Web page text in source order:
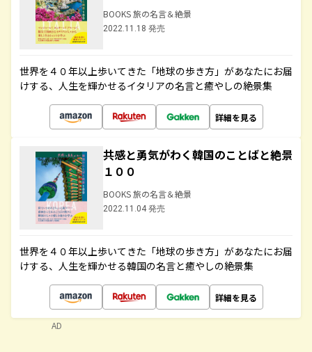
BOOKS 旅の名言＆絶景
2022.11.18 発売
世界を４０年以上歩いてきた「地球の歩き方」があなたにお届
けする、人生を輝かせるイタリアの名言と癒やしの絶景集
詳細を見る
共感と勇気がわく韓国のことばと絶景
１００
BOOKS 旅の名言＆絶景
2022.11.04 発売
世界を４０年以上歩いてきた「地球の歩き方」があなたにお届
けする、人生を輝かせる韓国の名言と癒やしの絶景集
詳細を見る
AD